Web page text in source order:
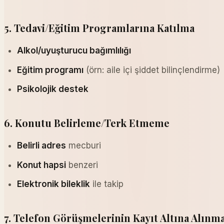
5. Tedavi/Eğitim Programlarına Katılma
Alkol/uyuşturucu bağımlılığı
Eğitim programı(örn: aile içi şiddet bilinçlendirme)
Psikolojik destek
6. Konutu Belirleme/Terk Etmeme
Belirli adres mecburi
Konut hapsibenzeri
Elektronik bileklikile takip
7. Telefon Görüşmelerinin Kayıt Altına